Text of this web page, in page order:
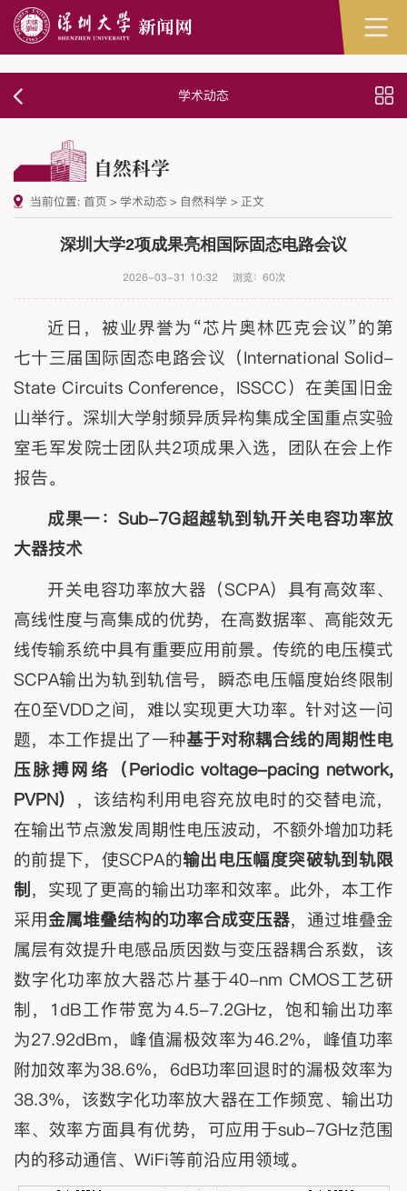
学术动态
自然科学
当前位置: 首页 > 学术动态 > 自然科学 > 正文
深圳大学2项成果亮相国际固态电路会议
2026-03-31 10:32 浏览： 60次
近日，被业界誉为“芯片奥林匹克会议”的第
七十三届国际固态电路会议（International Solid-
State Circuits Conference，ISSCC）在美国旧金
山举行。深圳大学射频异质异构集成全国重点实验
室毛军发院士团队共2项成果入选，团队在会上作
报告。
成果一：Sub-7G超越轨到轨开关电容功率放
大器技术
开关电容功率放大器（SCPA）具有高效率、
高线性度与高集成的优势，在高数据率、高能效无
线传输系统中具有重要应用前景。传统的电压模式
SCPA输出为轨到轨信号，瞬态电压幅度始终限制
在0至VDD之间，难以实现更大功率。针对这一问
题，本工作提出了一种基于对称耦合线的周期性电
压脉搏网络（Periodic voltage-pacing network,
PVPN） ，该结构利用电容充放电时的交替电流，
在输出节点激发周期性电压波动，不额外增加功耗
的前提下，使SCPA的输出电压幅度突破轨到轨限
制，实现了更高的输出功率和效率。此外，本工作
采用金属堆叠结构的功率合成变压器，通过堆叠金
属层有效提升电感品质因数与变压器耦合系数，该
数字化功率放大器芯片基于40-nm CMOS工艺研
制，1dB工作带宽为4.5-7.2GHz，饱和输出功率
为27.92dBm，峰值漏极效率为46.2%，峰值功率
附加效率为38.6%，6dB功率回退时的漏极效率为
38.3%，该数字化功率放大器在工作频宽、输出功
率、效率方面具有优势，可应用于sub-7GHz范围
内的移动通信、WiFi等前沿应用领域。